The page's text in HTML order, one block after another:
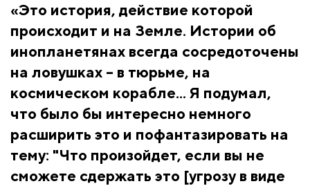
«Это история, действие которой
происходит и на Земле. Истории об
инопланетянах всегда сосредоточены
на ловушках – в тюрьме, на
космическом корабле... Я подумал,
что было бы интересно немного
расширить это и пофантазировать на
тему: "Что произойдет, если вы не
сможете сдержать это [угрозу в виде